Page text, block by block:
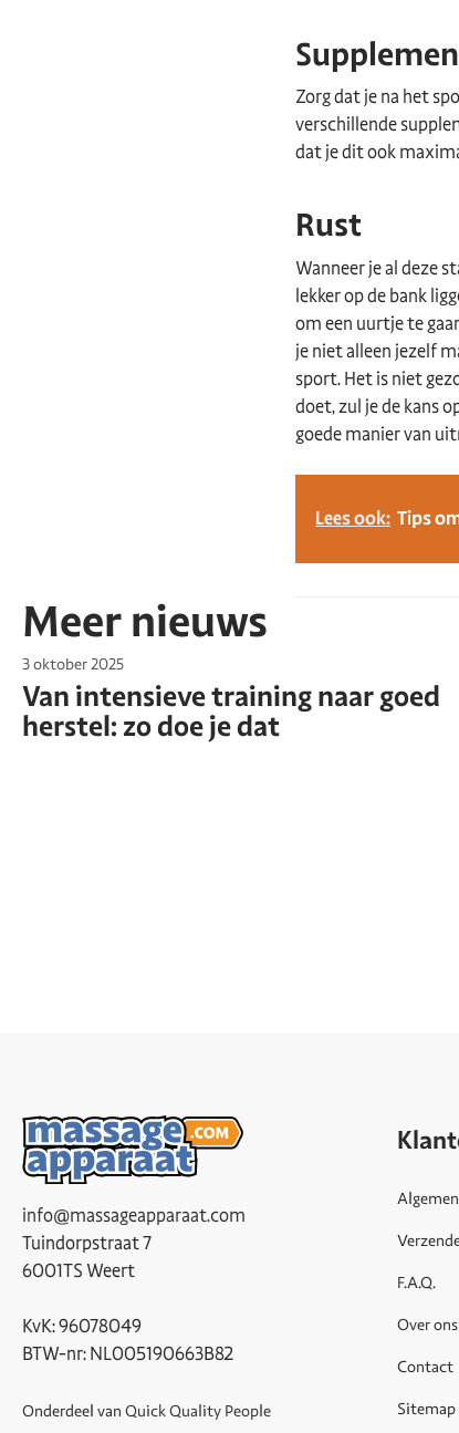
Zorg dat je na het
verschillende
dat je dit ook
Rust
Wanneer je al deze
lekker op de bank
om een uurtje te
je niet alleen jezelf
sport. Het is niet
doet, zul je de kans
goede manier van
Lees ook: Tips
Meer nieuws
3 oktober 2025
Van intensieve training naar goed
herstel: zo doe je dat
info@massageapparaat.com
Tuindorpstraat 7
6001TS Weert
KvK: 96078049
BTW-nr: NL005190663B82
Onderdeel van Quick Quality People
F.A.Q.
Over ons
Contact
Sitemap